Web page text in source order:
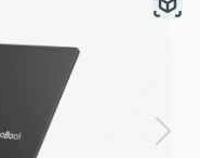
Next